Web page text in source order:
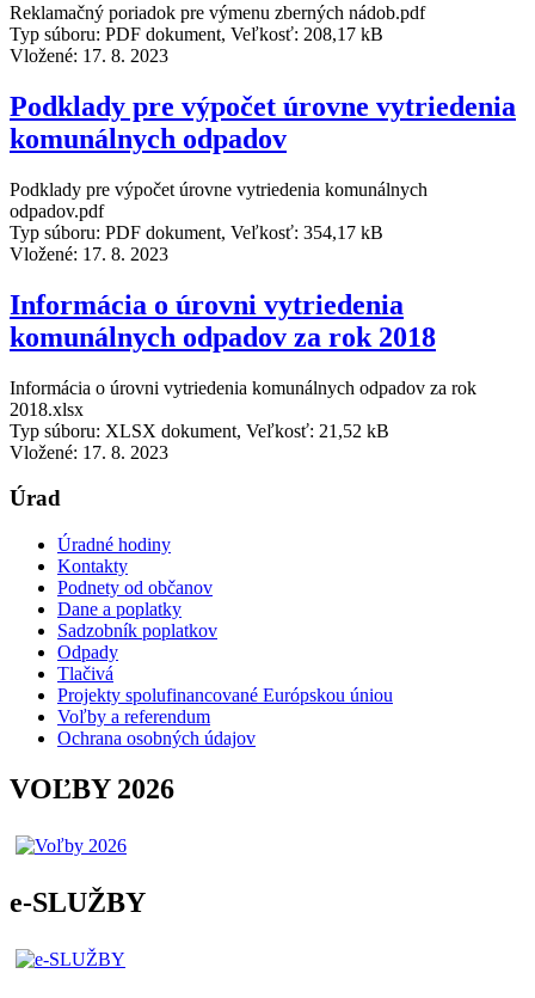
Reklamačný poriadok pre výmenu zberných nádob.pdf
Typ súboru: PDF dokument, Veľkosť: 208,17 kB
Vložené: 17. 8. 2023
Podklady pre výpočet úrovne vytriedenia
komunálnych odpadov
Podklady pre výpočet úrovne vytriedenia komunálnych
odpadov.pdf
Typ súboru: PDF dokument, Veľkosť: 354,17 kB
Vložené: 17. 8. 2023
Informácia o úrovni vytriedenia
komunálnych odpadov za rok 2018
Informácia o úrovni vytriedenia komunálnych odpadov za rok
2018.xlsx
Typ súboru: XLSX dokument, Veľkosť: 21,52 kB
Vložené: 17. 8. 2023
Úrad
Úradné hodiny
Kontakty
Podnety od občanov
Dane a poplatky
Sadzobník poplatkov
Odpady
Tlačivá
Projekty spolufinancované Európskou úniou
Voľby a referendum
Ochrana osobných údajov
VOĽBY 2026
e-SLUŽBY